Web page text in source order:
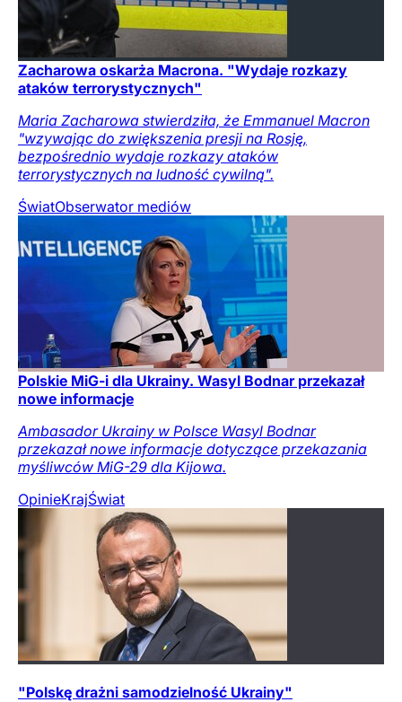
Zacharowa oskarża Macrona. "Wydaje rozkazy
ataków terrorystycznych"
Maria Zacharowa stwierdziła, że Emmanuel Macron
"wzywając do zwiększenia presji na Rosję,
bezpośrednio wydaje rozkazy ataków
terrorystycznych na ludność cywilną".
ŚwiatObserwator mediów
Polskie MiG-i dla Ukrainy. Wasyl Bodnar przekazał
nowe informacje
Ambasador Ukrainy w Polsce Wasyl Bodnar
przekazał nowe informacje dotyczące przekazania
myśliwców MiG-29 dla Kijowa.
OpinieKrajŚwiat
"Polskę drażni samodzielność Ukrainy"